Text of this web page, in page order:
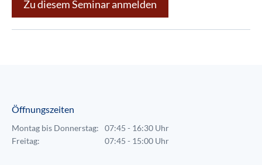
Zu diesem Seminar anmelden
Öffnungszeiten
Montag bis Donnerstag:
07:45 - 16:30 Uhr
Freitag:
07:45 - 15:00 Uhr